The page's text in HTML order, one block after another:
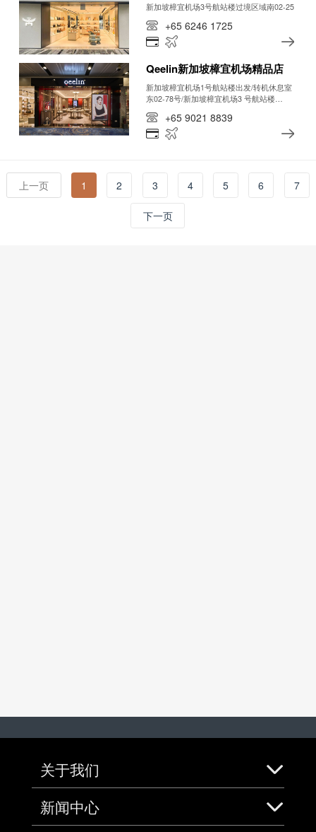
新加坡樟宜机场3号航站楼过境区域南02-25
+65 6246 1725
Qeelin新加坡樟宜机场精品店
新加坡樟宜机场1号航站楼出发/转机休息室
东02-78号/新加坡樟宜机场3 号航站楼
（T3） 过境区域 楼层 2, #02-22
+65 9021 8839
上一页 1 2 3 4 5 6 7
下一页
关于我们
新闻中心